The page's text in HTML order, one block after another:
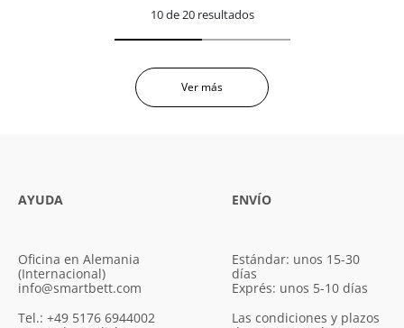
10 de 20 resultados
Ver más
AYUDA
Oficina en Alemania
(Internacional)
info@smartbett.com
Tel.: +49 5176 6944002
ENVÍO
Estándar: unos 15-30
días
Exprés: unos 5-10 días
Las condiciones y plazos